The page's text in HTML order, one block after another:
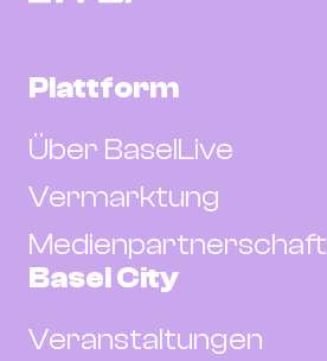
Plattform
Über BaselLive
Vermarktung
Medienpartnerschaft
Basel City
Veranstaltungen